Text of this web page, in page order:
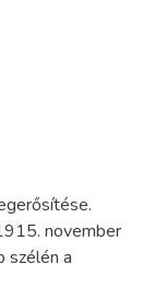
november
szélén a